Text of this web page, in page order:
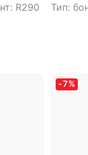
R290 Тип:
-7%